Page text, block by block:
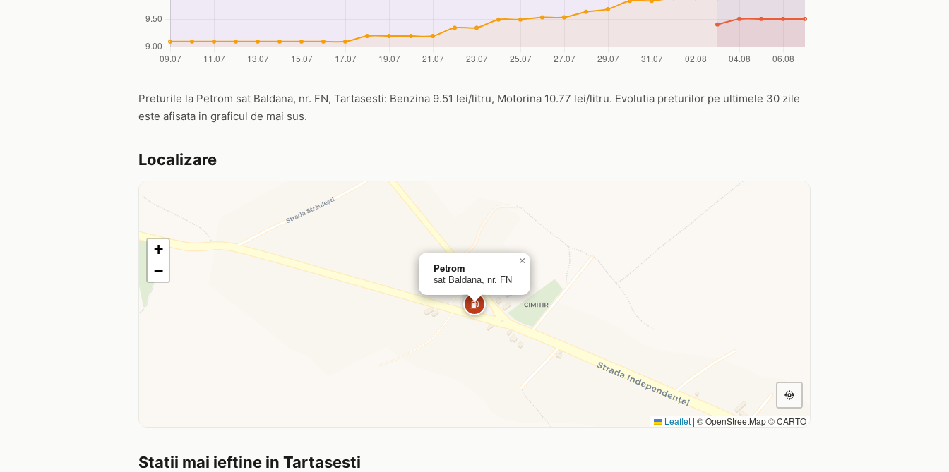
Preturile la Petrom sat Baldana, nr. FN, Tartasesti: Benzina 9.51 lei/litru, Motorina 10.77 lei/litru. Evolutia preturilor pe ultimele 30 zile
este afisata in graficul de mai sus.
Localizare
⛽
Petrom
sat Baldana, nr. FN
×
+
−
Leaflet | © OpenStreetMap © CARTO
Statii mai ieftine in Tartasesti